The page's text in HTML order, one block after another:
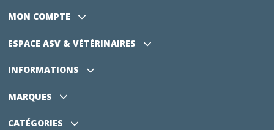
MON COMPTE
ESPACE ASV & VÉTÉRINAIRES
INFORMATIONS
MARQUES
CATÉGORIES